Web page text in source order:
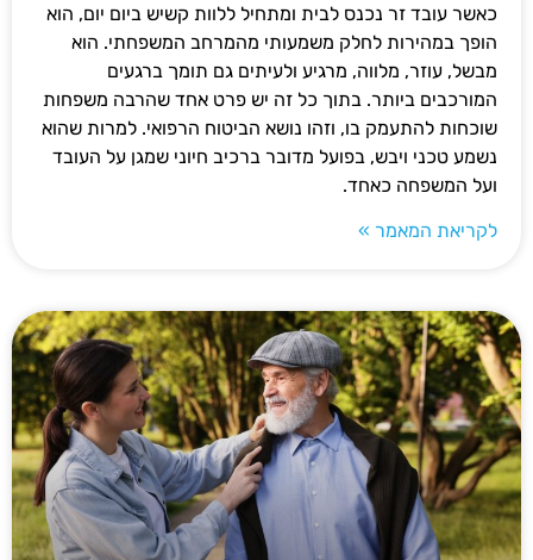
כאשר עובד זר נכנס לבית ומתחיל ללוות קשיש ביום יום, הוא
הופך במהירות לחלק משמעותי מהמרחב המשפחתי. הוא
מבשל, עוזר, מלווה, מרגיע ולעיתים גם תומך ברגעים
המורכבים ביותר. בתוך כל זה יש פרט אחד שהרבה משפחות
שוכחות להתעמק בו, וזהו נושא הביטוח הרפואי. למרות שהוא
נשמע טכני ויבש, בפועל מדובר ברכיב חיוני שמגן על העובד
ועל המשפחה כאחד.
לקריאת המאמר »